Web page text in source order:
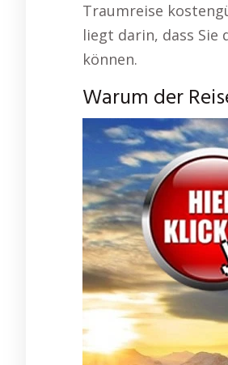
Traumreise
liegt darin, dass Sie
können.
Warum der